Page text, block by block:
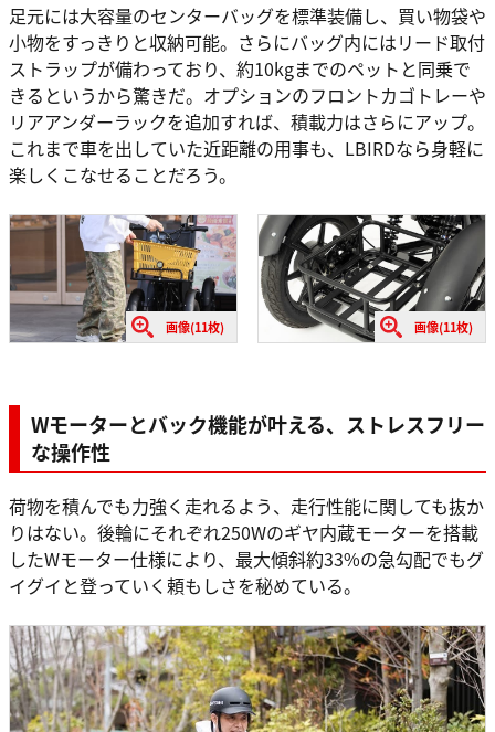
足元には大容量のセンターバッグを標準装備し、買い物袋や
小物をすっきりと収納可能。さらにバッグ内にはリード取付
ストラップが備わっており、約10kgまでのペットと同乗で
きるというから驚きだ。オプションのフロントカゴトレーや
リアアンダーラックを追加すれば、積載力はさらにアップ。
これまで車を出していた近距離の用事も、LBIRDなら身軽に
楽しくこなせることだろう。
画像(11枚) 画像(11枚)
Wモーターとバック機能が叶える、ストレスフリー
な操作性
荷物を積んでも力強く走れるよう、走行性能に関しても抜か
りはない。後輪にそれぞれ250Wのギヤ内蔵モーターを搭載
したWモーター仕様により、最大傾斜約33%の急勾配でもグ
イグイと登っていく頼もしさを秘めている。